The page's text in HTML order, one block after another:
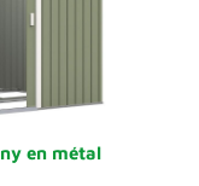
en métal